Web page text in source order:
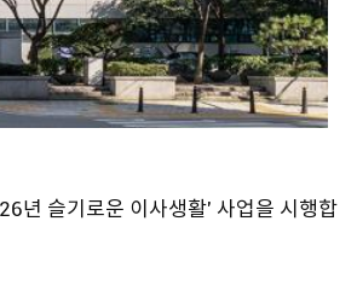
년 슬기로운 이사생활' 사업을 시행합